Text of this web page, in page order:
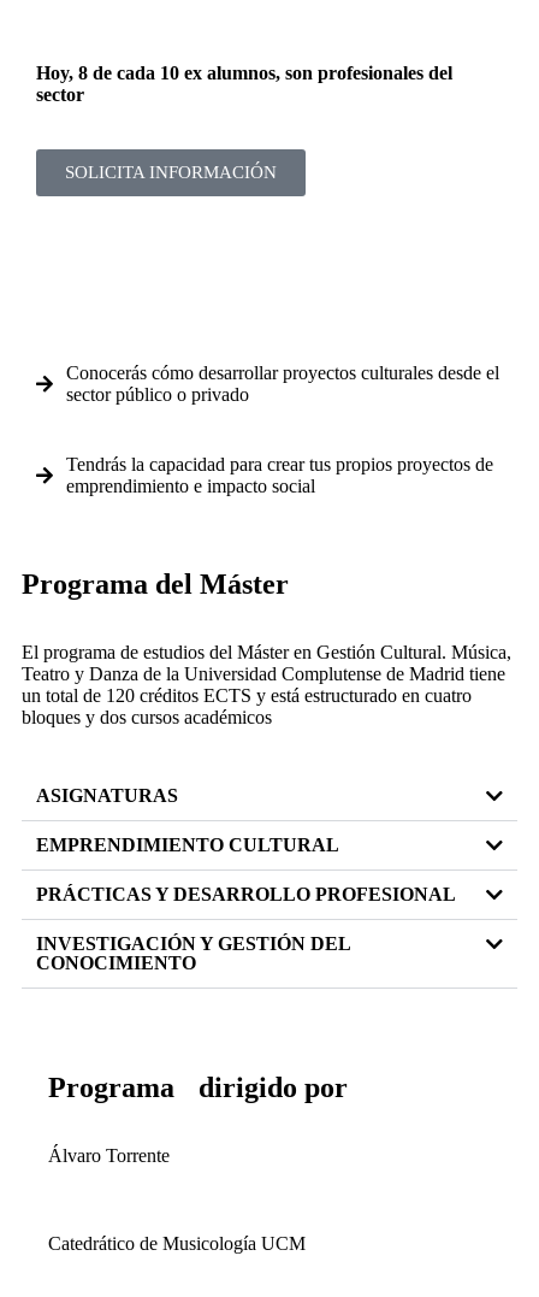
Hoy, 8 de cada 10 ex alumnos, son profesionales del
sector
SOLICITA INFORMACIÓN
Conocerás cómo desarrollar proyectos culturales desde el
sector público o privado
Tendrás la capacidad para crear tus propios proyectos de
emprendimiento e impacto social
Programa del Máster
El programa de estudios del Máster en Gestión Cultural. Música,
Teatro y Danza de la Universidad Complutense de Madrid tiene
un total de 120 créditos ECTS y está estructurado en cuatro
bloques y dos cursos académicos
ASIGNATURAS
EMPRENDIMIENTO CULTURAL
PRÁCTICAS Y DESARROLLO PROFESIONAL
INVESTIGACIÓN Y GESTIÓN DEL
CONOCIMIENTO
Programa dirigido por
Álvaro Torrente
Catedrático de Musicología UCM